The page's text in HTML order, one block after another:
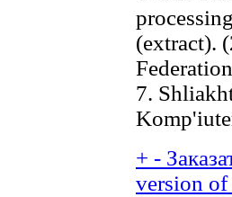
(extract).
7.
+ -
version